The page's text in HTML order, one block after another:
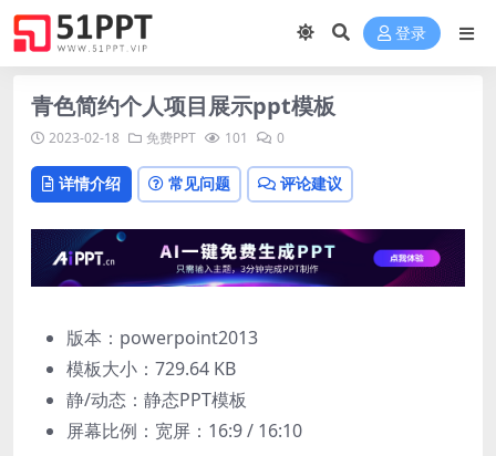
登录
青色简约个人项目展示ppt模板
2023-02-18 免费PPT 101 0
详情介绍 常见问题 评论建议
版本：powerpoint2013
模板大小： 729.64 KB
静/动态：静态PPT模板
屏幕比例：宽屏：16:9 / 16:10